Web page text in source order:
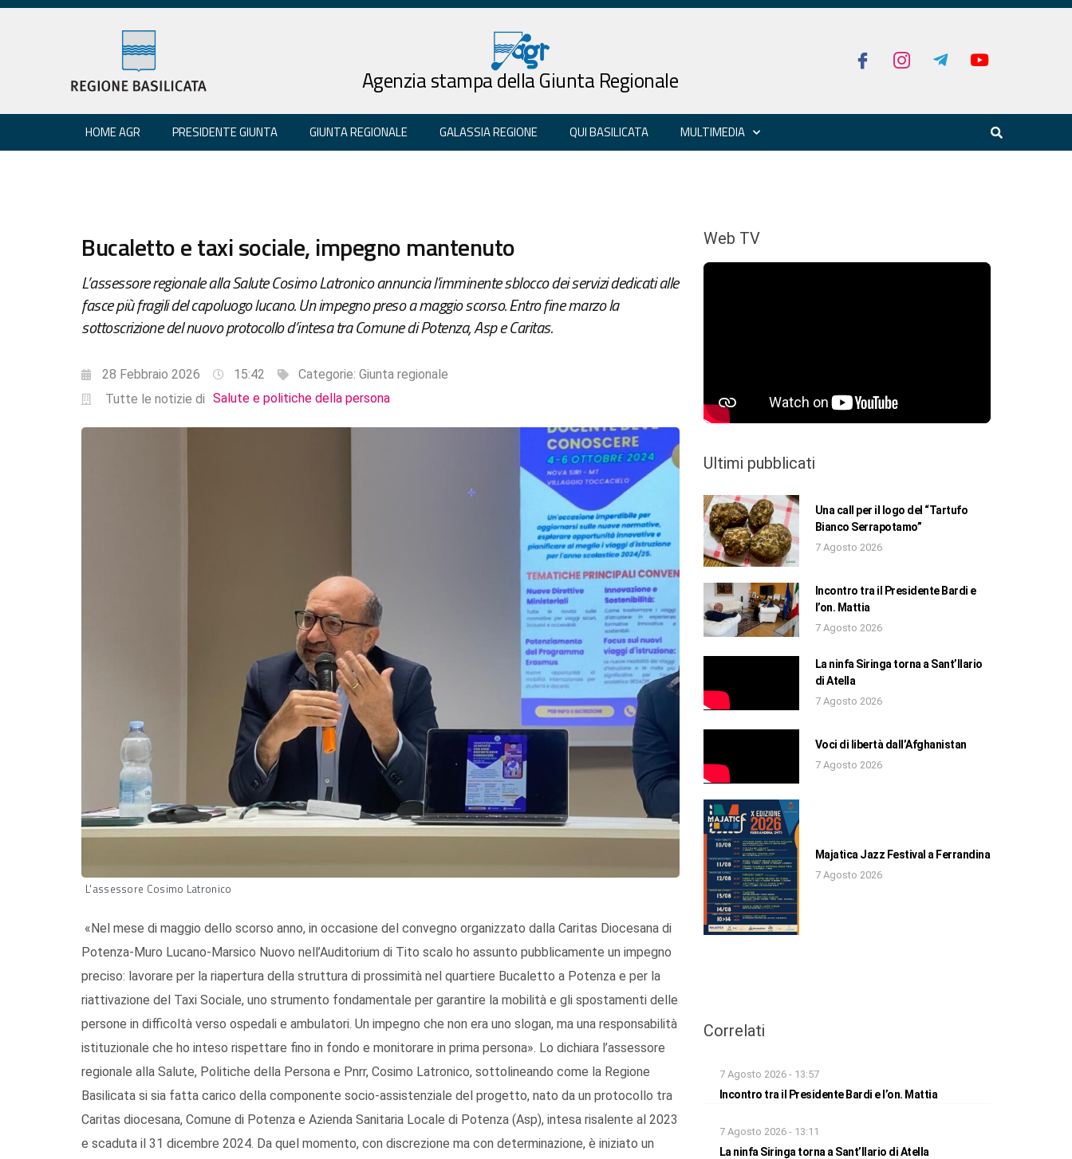
Agenzia stampa della Giunta Regionale
HOME AGR PRESIDENTE GIUNTA GIUNTA REGIONALE GALASSIA REGIONE QUI BASILICATA MULTIMEDIA
Bucaletto e taxi sociale, impegno mantenuto
L’assessore regionale alla Salute Cosimo Latronico annuncia l'imminente sblocco dei servizi dedicati alle
fasce più fragili del capoluogo lucano. Un impegno preso a maggio scorso. Entro fine marzo la
sottoscrizione del nuovo protocollo d’intesa tra Comune di Potenza, Asp e Caritas.
28 Febbraio 2026 15:42 Categorie: Giunta regionale
Tutte le notizie di Salute e politiche della persona
L'assessore Cosimo Latronico
«Nel mese di maggio dello scorso anno, in occasione del convegno organizzato dalla Caritas Diocesana di
Potenza-Muro Lucano-Marsico Nuovo nell’Auditorium di Tito scalo ho assunto pubblicamente un impegno
preciso: lavorare per la riapertura della struttura di prossimità nel quartiere Bucaletto a Potenza e per la
riattivazione del Taxi Sociale, uno strumento fondamentale per garantire la mobilità e gli spostamenti delle
persone in difficoltà verso ospedali e ambulatori. Un impegno che non era uno slogan, ma una responsabilità
istituzionale che ho inteso rispettare fino in fondo e monitorare in prima persona». Lo dichiara l’assessore
regionale alla Salute, Politiche della Persona e Pnrr, Cosimo Latronico, sottolineando come la Regione
Basilicata si sia fatta carico della componente socio-assistenziale del progetto, nato da un protocollo tra
Caritas diocesana, Comune di Potenza e Azienda Sanitaria Locale di Potenza (Asp), intesa risalente al 2023
e scaduta il 31 dicembre 2024. Da quel momento, con discrezione ma con determinazione, è iniziato un
Web TV
Ultimi pubblicati
Una call per il logo del “Tartufo
Bianco Serrapotamo”
7 Agosto 2026
Incontro tra il Presidente Bardi e
l’on. Mattia
7 Agosto 2026
La ninfa Siringa torna a Sant’Ilario
di Atella
7 Agosto 2026
Voci di libertà dall’Afghanistan
7 Agosto 2026
Majatica Jazz Festival a Ferrandina
7 Agosto 2026
Correlati
7 Agosto 2026 - 13:57
Incontro tra il Presidente Bardi e l’on. Mattia
7 Agosto 2026 - 13:11
La ninfa Siringa torna a Sant’Ilario di Atella